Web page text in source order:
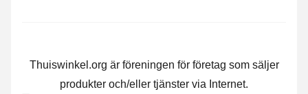
Thuiswinkel.org är föreningen för företag som säljer
produkter och/eller tjänster via Internet.